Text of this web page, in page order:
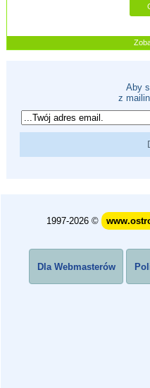
Aby
z
1997-2026 ©
Dla Webmasterów